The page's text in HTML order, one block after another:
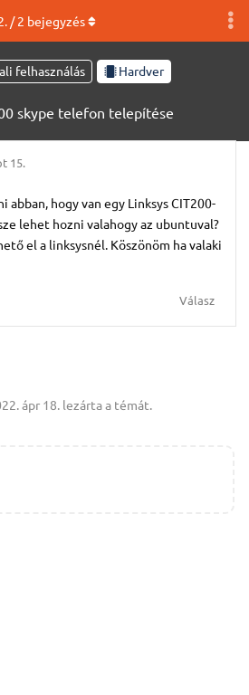
felhasználás Hardver
skype telefon telepítése
. /2 bejegyzés
15.
abban, hogy van egy Linksys CIT200-
lehet hozni valahogy az ubuntuval?
el a linksysnél. Köszönöm ha valaki
Válasz
ápr 18. lezárta a témát.